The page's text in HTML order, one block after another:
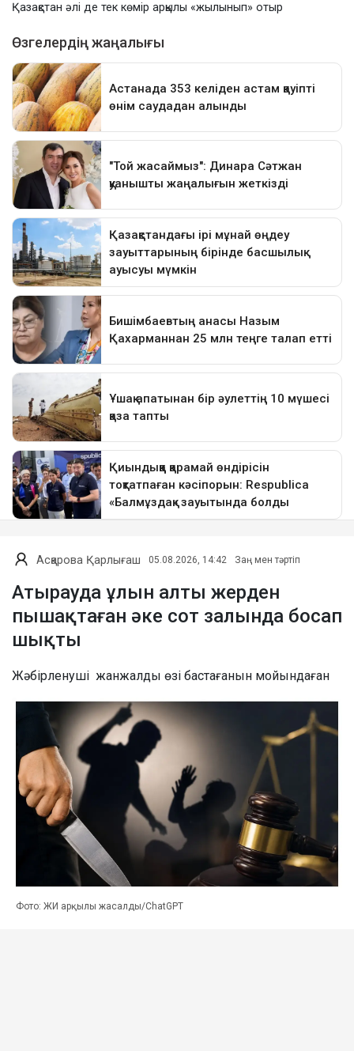
Қазақстан әлі де тек көмір арқылы «жылынып» отыр
Асқарова Қарлығаш 05.08.2026, 14:42 Заң мен тәртіп
Атырауда ұлын алты жерден
пышақтаған әке сот залында босап
шықты
Жәбірленуші жанжалды өзі бастағанын мойындаған
Фото: ЖИ арқылы жасалды/ChatGPT